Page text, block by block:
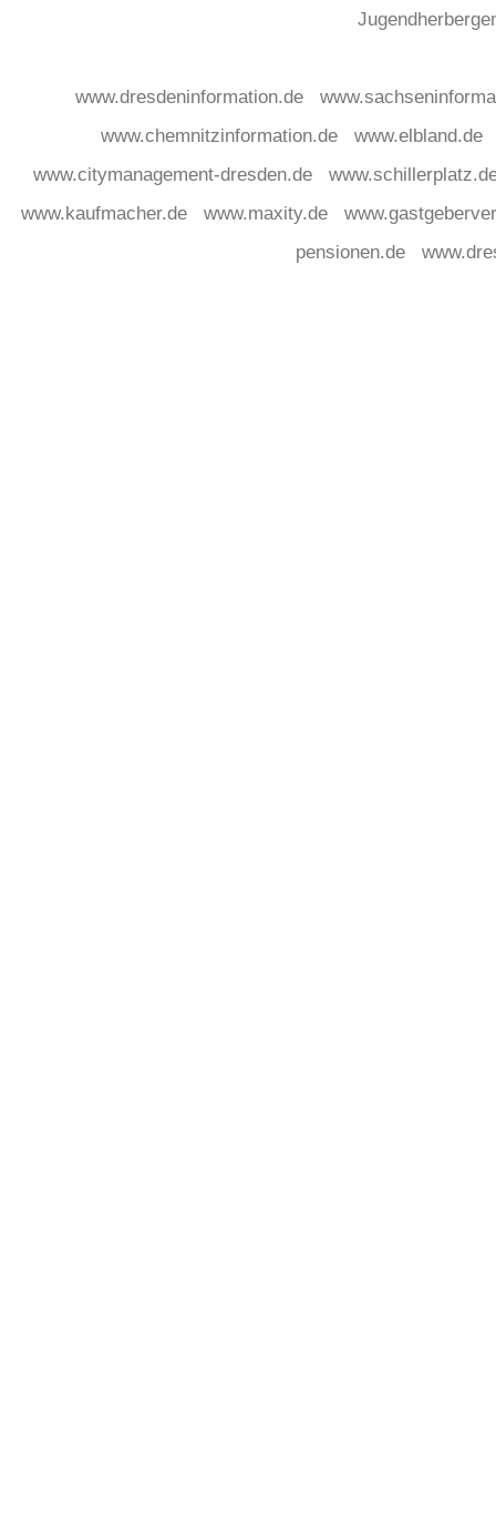
www.dresdeninformation.de
www.chemnitzinformation.de
www.elbland.de
www.citymanagement-dresden.de
www.kaufmacher.de
www.maxity.de
pensionen.de